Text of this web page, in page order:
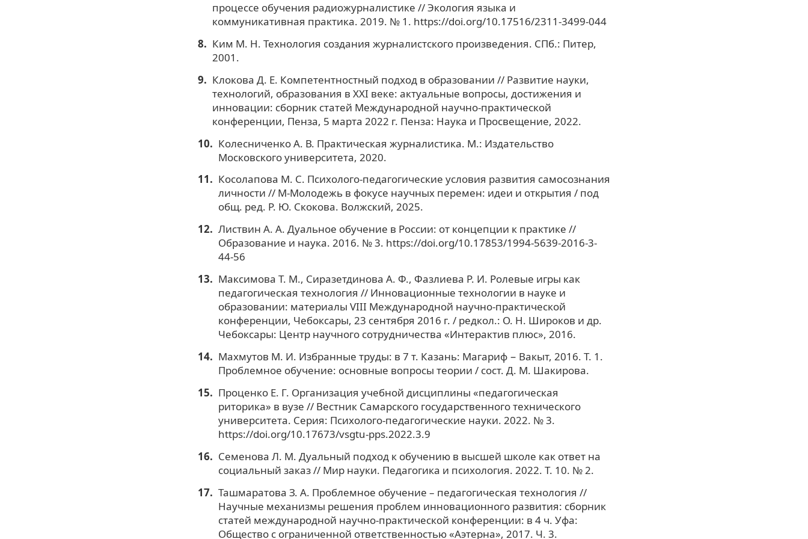
процессе обучения радиожурналистике // Экология языка и
коммуникативная практика. 2019. № 1. https://doi.org/10.17516/2311-3499-044
Ким М. Н. Технология создания журналистского произведения. СПб.: Питер,
2001.
Клокова Д. Е. Компетентностный подход в образовании // Развитие науки,
технологий, образования в XXI веке: актуальные вопросы, достижения и
инновации: сборник статей Международной научно-практической
конференции, Пенза, 5 марта 2022 г. Пенза: Наука и Просвещение, 2022.
Колесниченко А. В. Практическая журналистика. М.: Издательство
Московского университета, 2020.
Косолапова М. С. Психолого-педагогические условия развития самосознания
личности // М-Молодежь в фокусе научных перемен: идеи и открытия / под
общ. ред. Р. Ю. Скокова. Волжский, 2025.
Листвин А. А. Дуальное обучение в России: от концепции к практике //
Образование и наука. 2016. № 3. https://doi.org/10.17853/1994-5639-2016-3-
44-56
Максимова Т. М., Сиразетдинова А. Ф., Фазлиева Р. И. Ролевые игры как
педагогическая технология // Инновационные технологии в науке и
образовании: материалы VIII Международной научно-практической
конференции, Чебоксары, 23 сентября 2016 г. / редкол.: О. Н. Широков и др.
Чебоксары: Центр научного сотрудничества «Интерактив плюс», 2016.
Махмутов М. И. Избранные труды: в 7 т. Казань: Магариф − Вакыт, 2016. Т. 1.
Проблемное обучение: основные вопросы теории / сост. Д. М. Шакирова.
Проценко Е. Г. Организация учебной дисциплины «педагогическая
риторика» в вузе // Вестник Самарского государственного технического
университета. Серия: Психолого-педагогические науки. 2022. № 3.
https://doi.org/10.17673/vsgtu-pps.2022.3.9
Семенова Л. М. Дуальный подход к обучению в высшей школе как ответ на
социальный заказ // Мир науки. Педагогика и психология. 2022. Т. 10. № 2.
Ташмаратова З. А. Проблемное обучение – педагогическая технология //
Научные механизмы решения проблем инновационного развития: сборник
статей международной научно-практической конференции: в 4 ч. Уфа:
Общество с ограниченной ответственностью «Аэтерна», 2017. Ч. 3.